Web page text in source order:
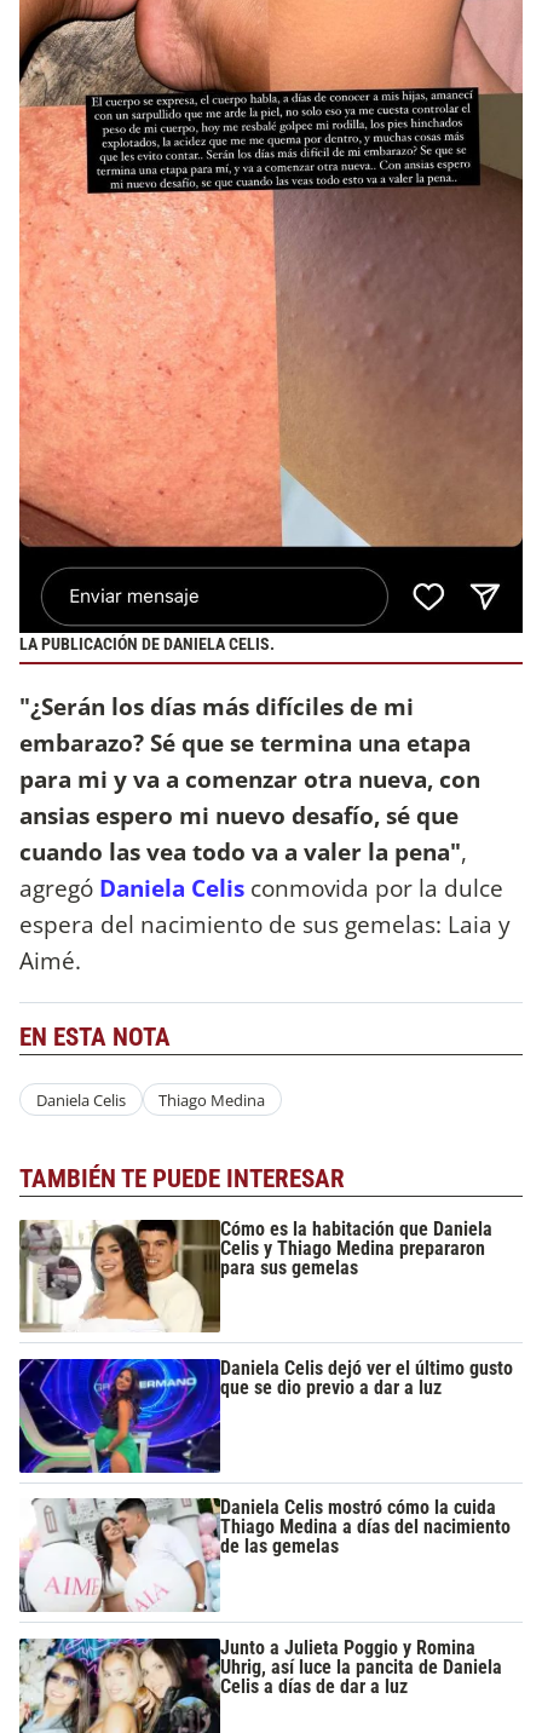
LA PUBLICACIÓN DE DANIELA CELIS.
"¿Serán los días más difíciles de mi
embarazo? Sé que se termina una etapa
para mi y va a comenzar otra nueva, con
ansias espero mi nuevo desafío, sé que
cuando las vea todo va a valer la pena",
agregó Daniela Celis conmovida por la dulce
espera del nacimiento de sus gemelas: Laia y
Aimé.
EN ESTA NOTA
Daniela Celis Thiago Medina
TAMBIÉN TE PUEDE INTERESAR
Cómo es la habitación que Daniela
Celis y Thiago Medina prepararon
para sus gemelas
Daniela Celis dejó ver el último gusto
que se dio previo a dar a luz
Daniela Celis mostró cómo la cuida
Thiago Medina a días del nacimiento
de las gemelas
Junto a Julieta Poggio y Romina
Uhrig, así luce la pancita de Daniela
Celis a días de dar a luz